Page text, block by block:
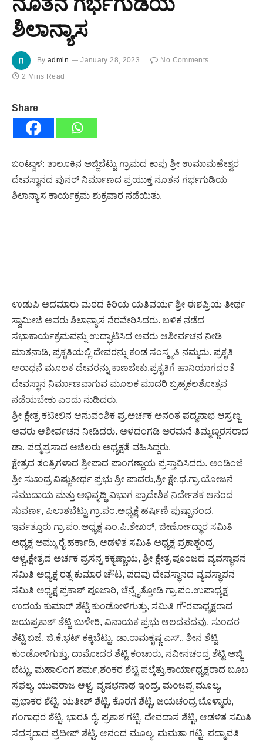
ಶಿಲಾನ್ಯಾಸ
By admin January 28, 2023
No Comments
2 Mins Read
Share
ಬಂಟ್ವಾಳ: ತಾಲೂಕಿನ ಅಜ್ಜಿಬೆಟ್ಟು ಗ್ರಾಮದ ಕಾಪು ಶ್ರೀ ಉಮಾಮಹೇಶ್ವರ
ದೇವಸ್ಥಾನದ ಪುನರ್ ನಿರ್ಮಾಣದ ಪ್ರಯುಕ್ತ ನೂತನ ಗರ್ಭಗುಡಿಯ
ಶಿಲಾನ್ಯಾಸ ಕಾರ್ಯಕ್ರಮ ಶುಕ್ರವಾರ ನಡೆಯಿತು.
ಉಡುಪಿ ಅದಮಾರು ಮಠದ ಕಿರಿಯ ಯತಿವರ್ಯ ಶ್ರೀ ಈಶಪ್ರಿಯ ತೀರ್ಥ
ಸ್ವಾಮೀಜಿ ಅವರು ಶಿಲಾನ್ಯಾಸ ನೆರವೇರಿಸಿದರು. ಬಳಿಕ ನಡೆದ
ಸಭಾಕಾರ್ಯಕ್ರಮವನ್ನು ಉದ್ಘಾಟಿಸಿದ ಅವರು ಆಶೀರ್ವಚನ ನೀಡಿ
ಮಾತನಾಡಿ, ಪ್ರಕೃತಿಯಲ್ಲಿ ದೇವರನ್ನು ಕಂಡ ಸಂಸ್ಕೃತಿ ನಮ್ಮದು. ಪ್ರಕೃತಿ
ಆರಾಧನೆ ಮೂಲಕ ದೇವರನ್ನು ಕಾಣಬೇಕು.ಪ್ರಕೃತಿಗೆ ಹಾನಿಯಾಗದಂತೆ
ದೇವಸ್ಥಾನ ನಿರ್ಮಾಣವಾಗುವ ಮೂಲಕ ಮಾದರಿ ಬ್ರಹ್ಮಕಲಶೋತ್ಸವ
ನಡೆಯಬೇಕು ಎಂದು ನುಡಿದರು.
ಶ್ರೀ ಕ್ಷೇತ್ರ ಕಟೀಲಿನ ಆನುವಂಶಿಕ ಪ್ರ.ಅರ್ಚಕ ಅನಂತ ಪದ್ಮನಾಭ ಆಸ್ರಣ್ಣ
ಅವರು ಆಶೀರ್ವಚನ ನೀಡಿದರು. ಅಳದಂಗಡಿ ಅರಮನೆ ತಿಮ್ಮಣ್ಣರಸರಾದ
ಡಾ. ಪದ್ಮಪ್ರಸಾದ ಅಜಿಲರು ಅಧ್ಯಕ್ಷತೆ ವಹಿಸಿದ್ದರು.
ಕ್ಷೇತ್ರದ ತಂತ್ರಿಗಳಾದ ಶ್ರೀಪಾದ ಪಾಂಗಣ್ಣಾಯ ಪ್ರಸ್ತಾವಿಸಿದರು. ಅಂಡಿಂಜೆ
ಶ್ರೀ ಸುಽಂದ್ರ ವಿಷ್ಣುತೀರ್ಥ ಪ್ರಭು ಶ್ರೀ ಪಾದರು,ಶ್ರೀ ಕ್ಷೇ.ಧ.ಗ್ರಾ.ಯೋಜನೆ
ಸಮುದಾಯ ಮತ್ತು ಅಭಿವೃದ್ಧಿ ವಿಭಾಗ ಪ್ರಾದೇಶಿಕ ನಿರ್ದೇಶಕ ಆನಂದ
ಸುವರ್ಣ, ಪಿಲಾತಬೆಟ್ಟು ಗ್ರಾ.ಪಂ.ಅಧ್ಯಕ್ಷೆ ಹರ್ಷಿಣಿ ಪುಷ್ಪಾನಂದ,
ಇರ್ವತ್ತೂರು ಗ್ರಾ.ಪಂ.ಅಧ್ಯಕ್ಷ ಎಂ.ಪಿ.ಶೇಖರ್, ಜೀರ್ಣೋದ್ಧಾರ ಸಮಿತಿ
ಅಧ್ಯಕ್ಷ ಅಮ್ಮು ರೈ ಹರ್ಕಾಡಿ, ಆಡಳಿತ ಸಮಿತಿ ಅಧ್ಯಕ್ಷ ಪ್ರಕಾಶ್ಚಂದ್ರ
ಆಳ್ವ,ಕ್ಷೇತ್ರದ ಅರ್ಚಕ ಪ್ರಸನ್ನ ಕಕೃಣ್ಣಾಯ, ಶ್ರೀ ಕ್ಷೇತ್ರ ಪೂಂಜದ ವ್ಯವಸ್ಥಾಪನ
ಸಮಿತಿ ಅಧ್ಯಕ್ಷ ರತ್ನ ಕುಮಾರ ಚೌಟ, ಪದವು ದೇವಸ್ಥಾನದ ವ್ಯವಸ್ಥಾಪನ
ಸಮಿತಿ ಅಧ್ಯಕ್ಷ ಪ್ರಕಾಶ್ ಪೂಜಾರಿ, ಚೆನ್ನೈತ್ತೋಡಿ ಗ್ರಾ.ಪಂ.ಉಪಾಧ್ಯಕ್ಷ
ಉದಯ ಕುಮಾರ್ ಶೆಟ್ಟಿ ಕುಂಡೋಳಿಗುತ್ತು, ಸಮಿತಿ ಗೌರವಾಧ್ಯಕ್ಷರಾದ
ಜಯಪ್ರಕಾಶ್ ಶೆಟ್ಟಿ ಬುಳೇರಿ, ವಿನಾಯಕ ಪ್ರಭು ಆಲದಪದವು, ಸುಂದರ
ಶೆಟ್ಟಿ ಬಜೆ, ಜಿ.ಕೆ.ಭಟ್ ಕಕ್ಕಿಬೆಟ್ಟು, ಡಾ.ರಾಮಕೃಷ್ಣ ಎಸ್., ಶೀನ ಶೆಟ್ಟಿ
ಕುಂಡೋಳಿಗುತ್ತು, ದಾಮೋದರ ಶೆಟ್ಟಿ ಕಂಚಾರು, ನವೀನಚಂದ್ರ ಶೆಟ್ಟಿ ಅಜ್ಜಿ
ಬೆಟ್ಟು, ಮಹಾಲಿಂಗ ಶರ್ಮ,ಶಂಕರ ಶೆಟ್ಟಿ ಪಲ್ಕೆತ್ತು,ಕಾರ್ಯಾಧ್ಯಕ್ಷರಾದ ಬೂಬ
ಸಫಲ್ಯ, ಯುವರಾಜ ಆಳ್ವ, ವೃಷಭನಾಥ ಇಂದ್ರ, ಮಂಜಪ್ಪ ಮೂಲ್ಯ,
ಪ್ರಭಾಕರ ಶೆಟ್ಟಿ, ಯತೀಶ್ ಶೆಟ್ಟಿ, ಕೊರಗ ಶೆಟ್ಟಿ, ಜಯಚಂದ್ರ ಬೊಳ್ಮಾರು,
ಗಂಗಾಧರ ಶೆಟ್ಟಿ, ಭಾರತಿ ರೈ. ಪ್ರಕಾಶ ಗಟ್ಟಿ, ದೇವದಾಸ ಶೆಟ್ಟಿ, ಆಡಳಿತ ಸಮಿತಿ
ಸದಸ್ಯರಾದ ಪ್ರದೀಪ್ ಶೆಟ್ಟಿ, ಆನಂದ ಮೂಲ್ಯ, ಮಮತಾ ಗಟ್ಟಿ, ಪದ್ಮಾವತಿ